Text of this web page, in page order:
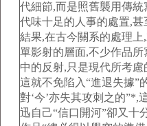
代細節,而是照舊襲用傳
代味十足的人事的處置,甚
結果,在古今關系的處理
單影射的層面,不少作品
中的反射,只是現代所考
這就不免陷入“進退失據”
對‘今’亦失其攻刺之的”*,
迅自己“信口開河”卻又十